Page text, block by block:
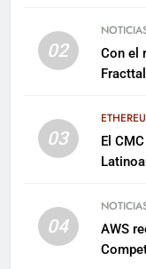
02
Con el
03
El
04
AWS